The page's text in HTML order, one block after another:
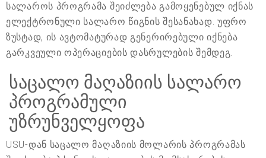
სალაროს პროგრამა შეიძლება გამოყენებულ იქნას
ელექტრონული სალარო წიგნის შესანახად. უფრო
ზუსტად, ის ავტომატურად გენერირებული იქნება
გარკვეული ოპერაციების დასრულების შემდეგ.
საცალო მაღაზიის სალარო
პროგრამული
უზრუნველყოფა
USU-დან საცალო მაღაზიის მოლარის პროგრამას